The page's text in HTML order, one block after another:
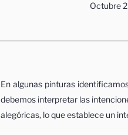
Octubre
En algunas pinturas
debemos interpretar las
alegóricas, lo que establece un